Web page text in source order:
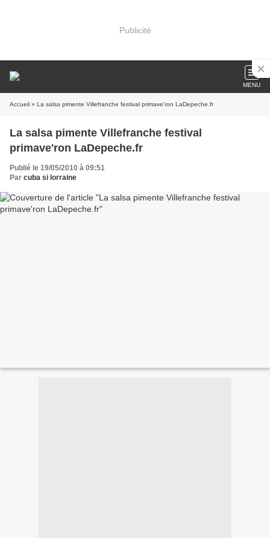
Publicité
MENU
Accueil » La salsa pimente Villefranche festival primave'ron LaDepeche.fr
La salsa pimente Villefranche festival
primave'ron LaDepeche.fr
Publié le 19/05/2010 à 09:51
Par cuba si lorraine